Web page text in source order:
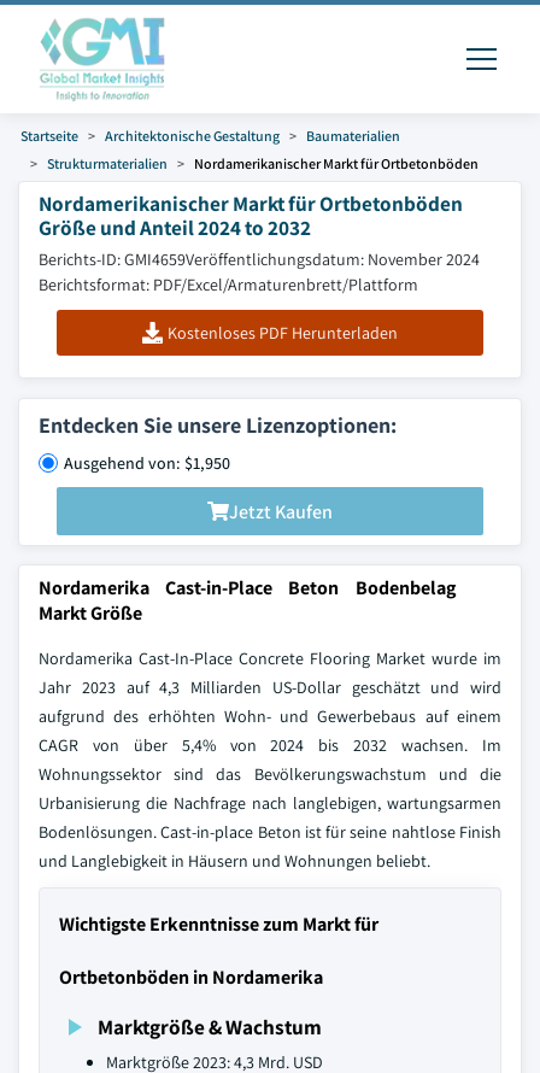
Startseite Architektonische Gestaltung
Baumaterialien
Strukturmaterialien
Nordamerikanischer Markt für Ortbetonböden
Nordamerikanischer Markt für Ortbetonböden
Größe und Anteil 2024 to 2032
Berichts-ID: GMI4659Veröffentlichungsdatum: November 2024
Berichtsformat: PDF/Excel/Armaturenbrett/Plattform
Kostenloses PDF Herunterladen
Entdecken Sie unsere Lizenzoptionen:
Ausgehend von: $1,950
Jetzt Kaufen
Nordamerika Cast-in-Place Beton Bodenbelag
Markt Größe
Nordamerika Cast-In-Place Concrete Flooring Market wurde im
Jahr 2023 auf 4,3 Milliarden US-Dollar geschätzt und wird
aufgrund des erhöhten Wohn- und Gewerbebaus auf einem
CAGR von über 5,4% von 2024 bis 2032 wachsen. Im
Wohnungssektor sind das Bevölkerungswachstum und die
Urbanisierung die Nachfrage nach langlebigen, wartungsarmen
Bodenlösungen. Cast-in-place Beton ist für seine nahtlose Finish
und Langlebigkeit in Häusern und Wohnungen beliebt.
Wichtigste Erkenntnisse zum Markt für
Ortbetonböden in Nordamerika
Marktgröße & Wachstum
Marktgröße 2023: 4,3 Mrd. USD